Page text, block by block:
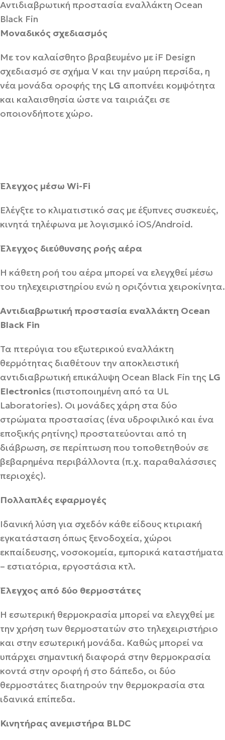
Αντιδιαβρωτική προστασία εναλλάκτη Οcean
Black Fin
Μοναδικός σχεδιασμός
Με τον καλαίσθητο βραβευμένο με iF Design
σχεδιασμό σε σχήμα V και την μαύρη περσίδα, η
νέα μονάδα οροφής της LG αποπνέει κομψότητα
και καλαισθησία ώστε να ταιριάζει σε
οποιονδήποτε χώρο.
Έλεγχος μέσω Wi-Fi
Ελέγξτε το κλιματιστικό σας με έξυπνες συσκευές,
κινητά τηλέφωνα με λογισμικό iOS/Android.
Έλεγχος διεύθυνσης ροής αέρα
Η κάθετη ροή του αέρα μπορεί να ελεγχθεί μέσω
του τηλεχειριστηρίου ενώ η οριζόντια χειροκίνητα.
Αντιδιαβρωτική προστασία εναλλάκτη Ocean
Black Fin
Τα πτερύγια του εξωτερικού εναλλάκτη
θερμότητας διαθέτουν την αποκλειστική
αντιδιαβρωτική επικάλυψη Ocean Black Fin της LG
Electronics (πιστοποιημένη από τα UL
Laboratories). Οι μονάδες χάρη στα δύο
στρώματα προστασίας (ένα υδροφιλικό και ένα
εποξικής ρητίνης) προστατεύονται από τη
διάβρωση, σε περίπτωση που τοποθετηθούν σε
βεβαρημένα περιβάλλοντα (π.χ. παραθαλάσσιες
περιοχές).
Πολλαπλές εφαρμογές
Ιδανική λύση για σχεδόν κάθε είδους κτιριακή
εγκατάσταση όπως ξενοδοχεία, χώροι
εκπαίδευσης, νοσοκομεία, εμπορικά καταστήματα
– εστιατόρια, εργοστάσια κτλ.
Έλεγχος από δύο θερμοστάτες
Η εσωτερική θερμοκρασία μπορεί να ελεγχθεί με
την χρήση των θερμοστατών στο τηλεχειριστήριο
και στην εσωτερική μονάδα. Καθώς μπορεί να
υπάρχει σημαντική διαφορά στην θερμοκρασία
κοντά στην οροφή ή στο δάπεδο, οι δύο
θερμοστάτες διατηρούν την θερμοκρασία στα
ιδανικά επίπεδα.
Κινητήρας ανεμιστήρα BLDC